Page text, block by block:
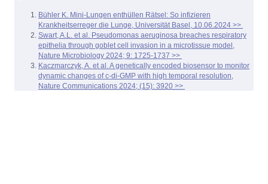
Bühler K. Mini-Lungen enthüllen Rätsel: So infizieren
Krankheitserreger die Lunge, Universität Basel, 10.06.2024 >>
Swart, A.L. et al. Pseudomonas aeruginosa breaches respiratory
epithelia through goblet cell invasion in a microtissue model,
Nature Microbiology 2024; 9: 1725-1737 >>
Kaczmarczyk, A. et al. A genetically encoded biosensor to monitor
dynamic changes of c-di-GMP with high temporal resolution,
Nature Communications 2024; (15): 3920 >>